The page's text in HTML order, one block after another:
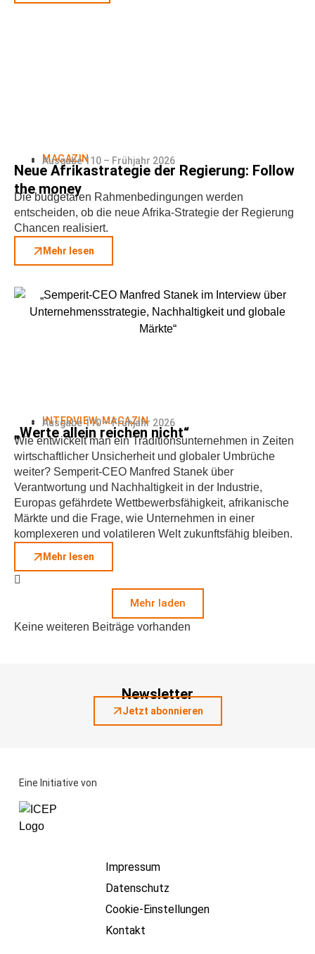
MAGAZIN
Ausgabe 110 – Frühjahr 2026
Neue Afrikastrategie der Regierung: Follow
the money
Die budgetären Rahmenbedingungen werden
entscheiden, ob die neue Afrika-Strategie der Regierung
Chancen realisiert.
Mehr lesen
INTERVIEW,MAGAZIN
Ausgabe 110 – Frühjahr 2026
„Werte allein reichen nicht“
Wie entwickelt man ein Traditionsunternehmen in Zeiten
wirtschaftlicher Unsicherheit und globaler Umbrüche
weiter? Semperit-CEO Manfred Stanek über
Verantwortung und Nachhaltigkeit in der Industrie,
Europas gefährdete Wettbewerbsfähigkeit, afrikanische
Märkte und die Frage, wie Unternehmen in einer
komplexeren und volatileren Welt zukunftsfähig bleiben.
Mehr lesen
Mehr laden
Keine weiteren Beiträge vorhanden
Newsletter
Jetzt abonnieren
Eine Initiative von
Impressum
Datenschutz
Cookie-Einstellungen
Kontakt